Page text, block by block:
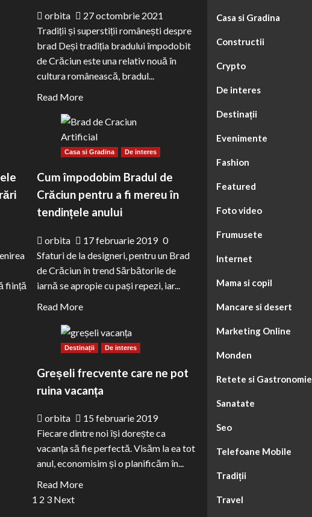
în
timpul
orbita
27 octombrie 2021
Tradiții și superstiții românești despre
brad Deși tradiția bradului împodobit
de Crăciun este una relativ nouă în
cultura românească, bradul...
Read MoreRead
about
Bradul
de
Crăciun.
și
superstiții
ființă
Casa si Gradina De interes
Cum împodobim Bradul de
Crăciun pentru a fi mereu în
tendințele anului
orbita 17 februarie 2019 0
Sfaturi de la designeri, pentru un Brad
de Crăciun în trend Sărbătorile de
iarnă se apropie cu pași repezi, iar...
Read MoreRead
about
Cum
Bradul
de
în
Destinații De interes
Greșeli frecvente care ne pot
ruina vacanța
orbita
15 februarie 2019
Fiecare dintre noi își dorește ca
vacanța să fie perfectă. Visăm la ea tot
anul, economisim și o planificăm în...
Read MoreRead
1 2 3 Next
Casa si Gradina
Constructii
Crypto
De interes
Destinații
Evenimente
Fashion
Featured
Foto video
Frumusete
Internet
Mama si copil
Mancare si desert
Marketing Online
Monden
Retete si Gastronomie
Sanatate
Seo
Telefoane Mobile
Tradiții
Travel